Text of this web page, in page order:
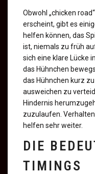
Obwohl „chicken
erscheint, gibt es
helfen können, das
ist, niemals zu früh
sich eine klare Lücke
das Hühnchen
das Hühnchen kurz
ausweichen zu
Hindernis
zuzulaufen.
helfen sehr weiter.
DIE
TIMINGS